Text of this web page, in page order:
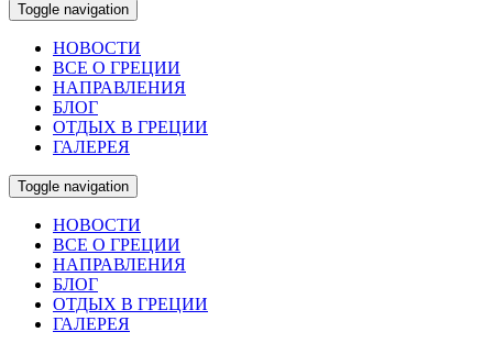
Toggle navigation
НОВОСТИ
ВСЕ О ГРЕЦИИ
НАПРАВЛЕНИЯ
БЛОГ
ОТДЫХ В ГРЕЦИИ
ГАЛЕРЕЯ
Toggle navigation
НОВОСТИ
ВСЕ О ГРЕЦИИ
НАПРАВЛЕНИЯ
БЛОГ
ОТДЫХ В ГРЕЦИИ
ГАЛЕРЕЯ